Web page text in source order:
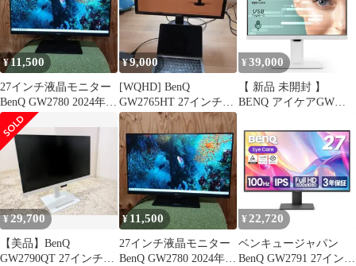
¥11,500
27インチ液晶モニター
BenQ GW2780 2024年製
④
¥9,000
[WQHD] BenQ
GW2765HT 27インチ
LCDモニター 訳あり
¥ 39,000
【 新品 未開封 】
BENQ アイケアGWシ
［27型 /フル
HD(1920×1080) /ワイ
ド］ GW2786TC-JP 未
使用 送料無料
¥29,700
【美品】BenQ
GW2790QT 27インチ
¥ 11,500
27インチ液晶モニター
BenQ GW2780 2024年製
¥ 22,720
ベンキュージャパン
BenQ GW2791 27インチ